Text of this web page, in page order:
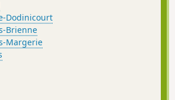
Dodinicourt
Brienne
Margerie